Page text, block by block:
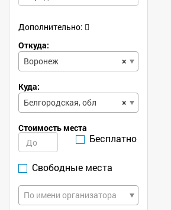
Дополнительно:
Откуда:
×
Воронеж
Куда:
×
Белгородская, обл
Стоимость места
Бесплатно
Свободные места
По имени организатора